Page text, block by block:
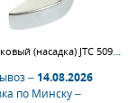
Ключ рожковый (насадка) JTC 509116 для динамометрического ключа JTC 6832, 6833 (16 мм, 9х12 мм)
–14.08.2026
по Минску –